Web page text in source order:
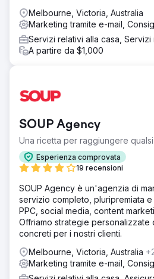
Melbourne, Victoria, Australia
Marketing tramite e-mail,
Servizi relativi alla casa, Servizi
A partire da $1,000
SOUP Agency
Una ricetta per raggiungere
Esperienza comprovata
19 recensioni
SOUP Agency è un'agenzia di
servizio completo, pluripremiata e
PPC, social media, content
Offriamo strategie personalizzate
concreti per i nostri clienti.
Melbourne, Victoria, Australia
Marketing tramite e-mail,